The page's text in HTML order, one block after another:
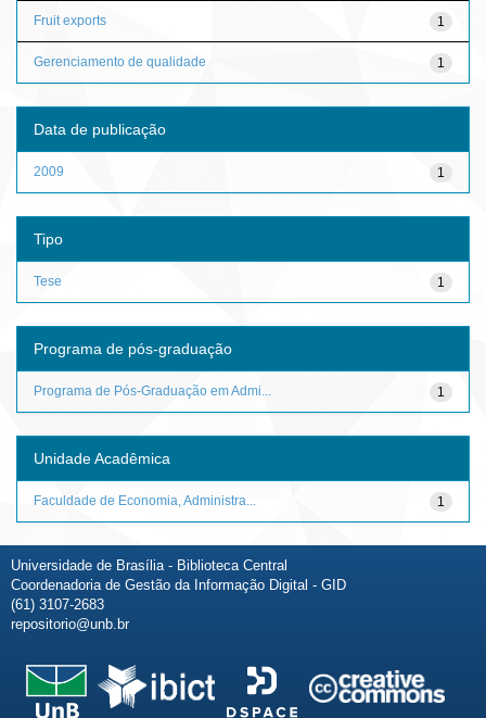
1
Fruit exports
1
Gerenciamento de qualidade
Data de publicação
1
2009
Tipo
1
Tese
Programa de pós-graduação
1
Programa de Pós-Graduação em Admi...
Unidade Acadêmica
1
Faculdade de Economia, Administra...
Universidade de Brasília - Biblioteca Central
Coordenadoria de Gestão da Informação Digital - GID
(61) 3107-2683
repositorio@unb.br